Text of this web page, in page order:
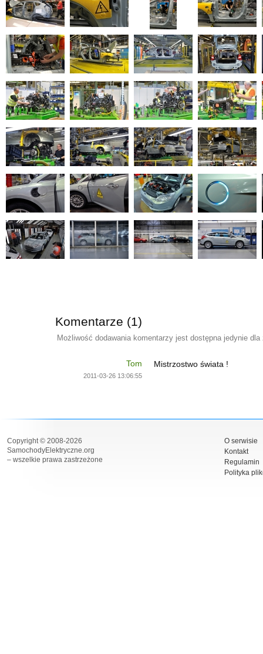
Komentarze (1)
Możliwość dodawania komentarzy jest dostępna jedynie
Tom
2011-03-26 13:06:55
Mistrzostwo świata !
Copyright © 2008-2026
SamochodyElektryczne.org
– wszelkie prawa zastrzeżone
O serwisie
Kontakt
Regulamin
Polityka